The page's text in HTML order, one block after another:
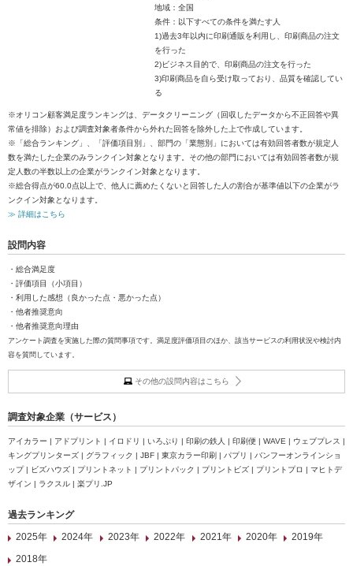
地域：全国
条件：以下すべての条件を満たす人
1)過去3年以内に印刷通販を利用し、印刷商品の注文
を行った
2)ビジネス目的で、印刷商品の注文を行った
3)印刷商品を自ら受け取っており、品質を確認してい
る
※オリコン顧客満足度ランキングは、データクリーニング（回収したデータから不正回答や異
常値を排除）および調査対象者条件から外れた回答を除外した上で作成しています。
※「総合ランキング」、「評価項目別」、部門の「業態別」においては有効回答者数が規定人
数を満たした企業のみランクイン対象となります。その他の部門においては有効回答者数が規
定人数の半数以上の企業がランクイン対象となります。
※総合得点が60.0点以上で、他人に薦めたくないと回答した人の割合が基準値以下の企業がラ
ンクイン対象となります。
≫ 詳細はこちら
設問内容
・総合満足度
・評価項目（小項目）
・利用した感想（良かった点・悪かった点）
・他者推奨意向
・他者推奨意向理由
アンケート調査を実施した際の質問事項です。満足度評価項目のほか、該当サービスの利用状況や検討内
容を質問しています。
その他の設問内容はこちら
調査対象企業（サービス）
アイカラー | アドプリント | イロドリ | いろぷり | 印刷の鉄人 | 印刷便 | WAVE | ウェブプレス |
キングプリンターズ | グラフィック | JBF | 東京カラー印刷 | パプリ | バンフーオンラインショ
ップ | ビズハウズ | プリントネット | プリントパック | プリントビズ | プリントプロ | マヒトデ
ザイン | ラクスル | 楽プリ.JP
過去ランキング
2025年
2024年 2023年 2022年 2021年 2020年
2019年
2018年